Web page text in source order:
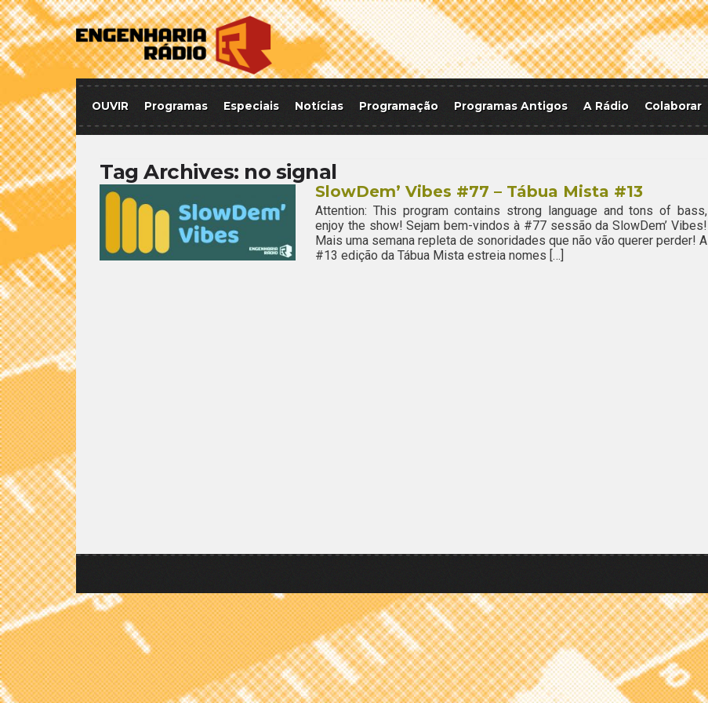
OUVIR Programas Especiais Notícias Programação Programas Antigos A Rádio Colaborar
Tag Archives: no signal
SlowDem’ Vibes #77 – Tábua Mista #13
Attention: This program contains strong language and tons of bass,
enjoy the show! Sejam bem-vindos à #77 sessão da SlowDem’ Vibes!
Mais uma semana repleta de sonoridades que não vão querer perder! A
#13 edição da Tábua Mista estreia nomes […]